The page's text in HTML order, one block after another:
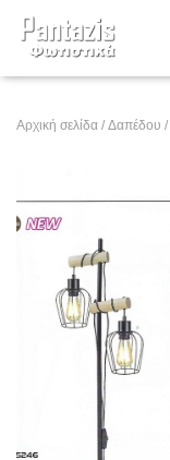
Αρχική σελίδα / Δαπέδου /